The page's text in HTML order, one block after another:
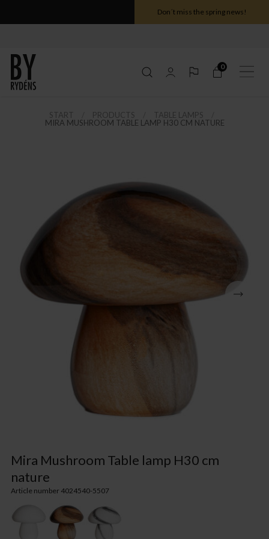
Don´t miss the spring news!
0
START PRODUCTS
TABLE LAMPS
MIRA MUSHROOM TABLE LAMP H30 CM NATURE
Mira Mushroom Table lamp H30 cm
nature
Article number 4024540-5507